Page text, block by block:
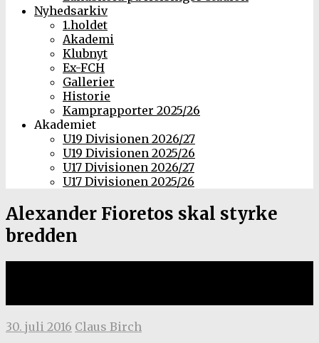
Nyhedsarkiv
1.holdet
Akademi
Klubnyt
Ex-FCH
Gallerier
Historie
Kamprapporter 2025/26
Akademiet
U19 Divisionen 2026/27
U19 Divisionen 2025/26
U17 Divisionen 2026/27
U17 Divisionen 2025/26
Alexander Fioretos skal styrke
bredden
30. juli 2016 Claus Birch